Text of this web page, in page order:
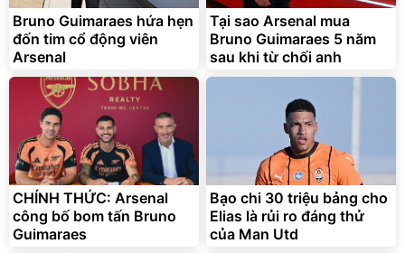
Bruno Guimaraes hứa hẹn
đốn tim cổ động viên
Arsenal
Tại sao Arsenal mua
Bruno Guimaraes 5 năm
sau khi từ chối anh
CHÍNH THỨC: Arsenal
công bố bom tấn Bruno
Guimaraes
Bạo chi 30 triệu bảng cho
Elias là rủi ro đáng thử
của Man Utd